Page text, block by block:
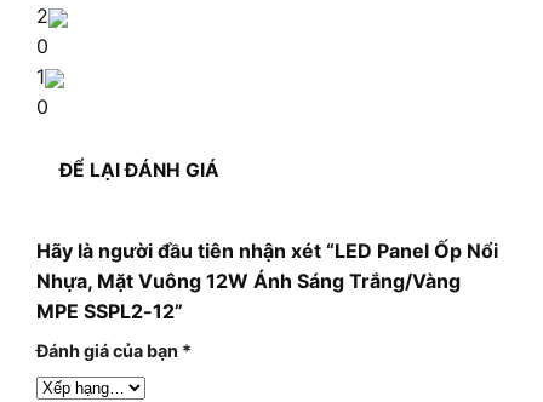
2
0
1
0
ĐỂ LẠI ĐÁNH GIÁ
Hãy là người đầu tiên nhận xét “LED Panel Ốp Nổi
Nhựa, Mặt Vuông 12W Ánh Sáng Trắng/Vàng
MPE SSPL2-12”
Đánh giá của bạn *